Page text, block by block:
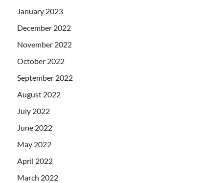
January 2023
December 2022
November 2022
October 2022
September 2022
August 2022
July 2022
June 2022
May 2022
April 2022
March 2022